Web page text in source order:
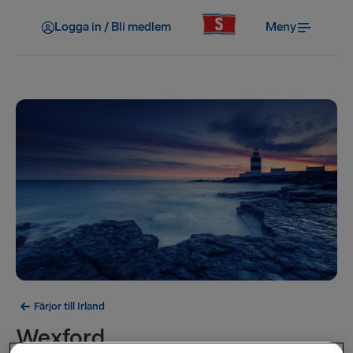
Logga in / Bli medlem Meny
Färjor till Irland
Wexford